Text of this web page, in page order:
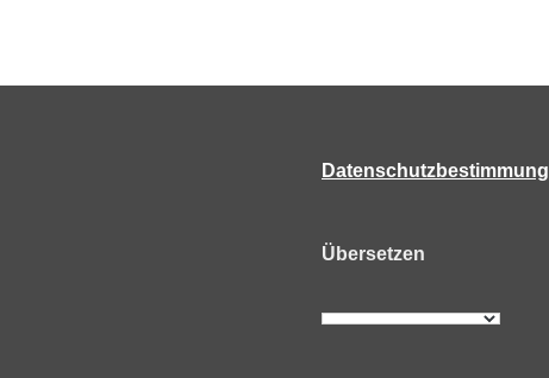
Datenschutzbestimmung
Übersetzen